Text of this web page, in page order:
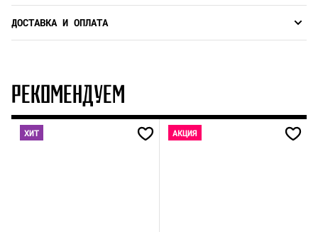
ДОСТАВКА И ОПЛАТА
РЕКОМЕНДУЕМ
ХИТ АКЦИЯ